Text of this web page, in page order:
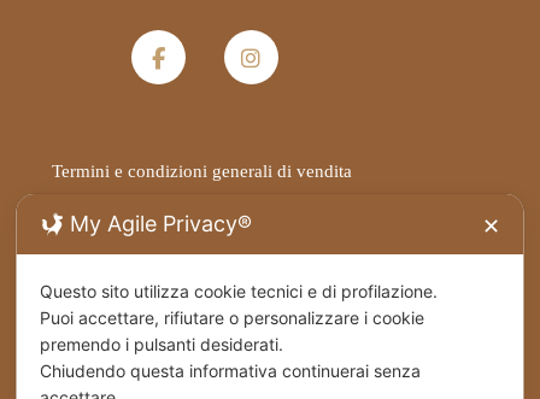
Termini e condizioni generali di vendita
Privacy Policy
Spedizioni
Cookies
My Agile Privacy® ✕
Questo sito utilizza cookie tecnici e di profilazione.
Puoi accettare, rifiutare o personalizzare i cookie
premendo i pulsanti desiderati.
Chiudendo questa informativa continuerai senza